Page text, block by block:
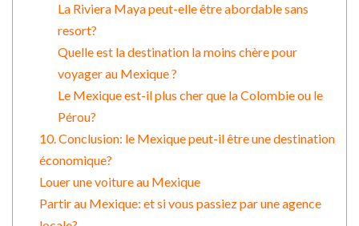
La Riviera Maya peut-elle être abordable sans
resort?
Quelle est la destination la moins chère pour
voyager au Mexique ?
Le Mexique est-il plus cher que la Colombie ou le
Pérou?
10. Conclusion: le Mexique peut-il être une destination
économique?
Louer une voiture au Mexique
Partir au Mexique: et si vous passiez par une agence